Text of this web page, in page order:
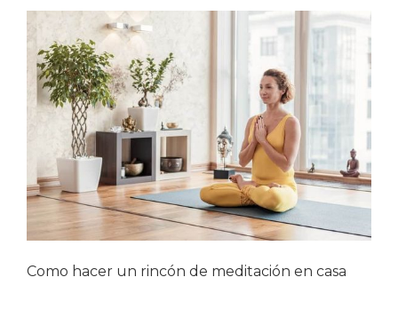
Como hacer un rincón de meditación en casa